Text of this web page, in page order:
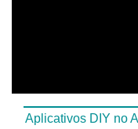
Aplicativos DIY no